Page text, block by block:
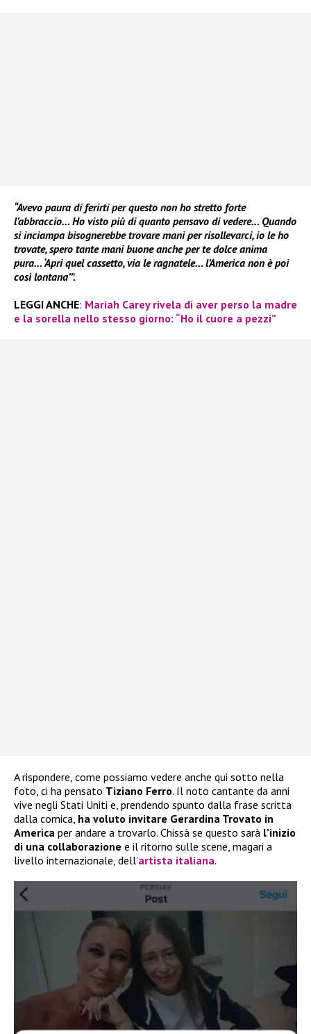
“Avevo paura di ferirti per questo non ho stretto forte
l’abbraccio… Ho visto più di quanto pensavo di vedere… Quando
si inciampa bisognerebbe trovare mani per risollevarci, io le ho
trovate, spero tante mani buone anche per te dolce anima
pura… ‘Apri quel cassetto, via le ragnatele… l’America non è poi
così lontana’”.
LEGGI ANCHE: Mariah Carey rivela di aver perso la madre
e la sorella nello stesso giorno: “Ho il cuore a pezzi”
A rispondere, come possiamo vedere anche qui sotto nella
foto, ci ha pensato Tiziano Ferro. Il noto cantante da anni
vive negli Stati Uniti e, prendendo spunto dalla frase scritta
dalla comica, ha voluto invitare Gerardina Trovato in
America per andare a trovarlo. Chissà se questo sarà l’inizio
di una collaborazione e il ritorno sulle scene, magari a
livello internazionale, dell’artista italiana.